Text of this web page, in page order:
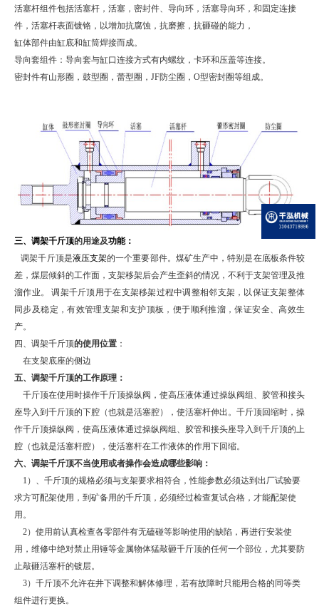
活塞杆组件包括活塞杆，活塞，密封件、导向环，活塞导向环，和固定连接
件，活塞杆表面镀铬，以增加抗腐蚀，抗磨擦，抗砸碰的能力，
缸体部件由缸底和缸筒焊接而成。
导向套组件：导向套与缸口连接方式有内螺纹，卡环和压盖等连接。
密封件有山形圈，鼓型圈，蕾型圈， JF防尘圈， O型密封圈等组成。
三、调架千斤顶的用途及功能：
调架千斤顶是液压支架的一个重要部件。煤矿生产中，特别是在底板条件较
差，煤层倾斜的工作面，支架移架后会产生歪斜的情况，不利于支架管理及推
溜作业。
调架千斤顶用于在支架移架过程中调整相邻支架，以保证支架整体
同步及稳定，有效管理支架和支护顶板，便于顺利推溜，保证安全、高效生
产。
四、调架千斤顶的使用位置 ：
在支架底座的侧边
五、调架千斤顶的工作原理：
千斤顶在使用时操作千斤顶操纵阀，使高压液体通过操纵阀组、胶管和接头
座导入到千斤顶的下腔（也就是活塞腔），使活塞杆伸出。千斤顶回缩时，操
作千斤顶操纵阀，使高压液体通过操纵阀组、胶管和接头座导入到千斤顶的上
腔（也就是活塞杆腔），使活塞杆在工作液体的作用下回缩。
六、调架千斤顶不当使用或者操作会造成哪些影响：
1 ）、千斤顶的规格必须与支架要求相符合，性能参数必须达到出厂试验要
求方可配架使用，到矿备用的千斤顶，必须经过检查复试合格，才能配架使
用。
2）使用前认真检查各零部件有无磕碰等影响使用的缺陷，再进行安装使
用，维修中绝对禁止用锤等金属物体猛敲砸千斤顶的任何一个部位，尤其要防
止敲砸活塞杆的镀层。
3）千斤顶不允许在井下调整和解体修理，若有故障时只能用合格的同等类
组件进行更换。